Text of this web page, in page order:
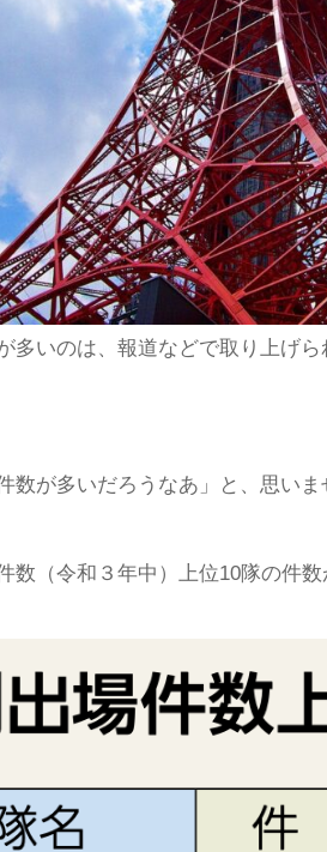
多いのは、報道などで取り上げ
数が多いだろうなあ」と、思いま
数（令和３年中）上位10隊の件数